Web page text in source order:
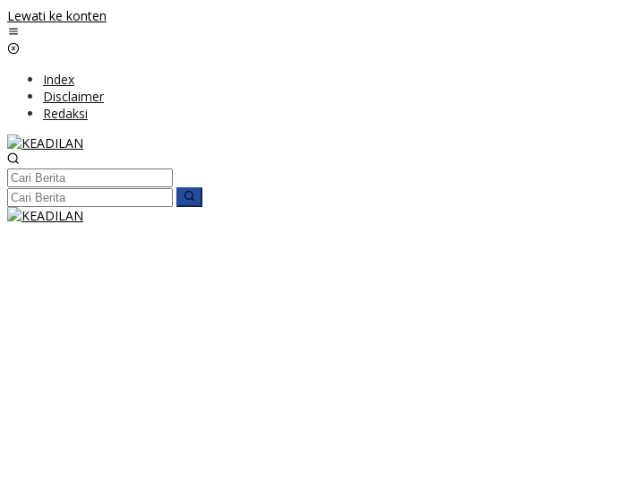
Lewati ke konten
Index
Disclaimer
Redaksi